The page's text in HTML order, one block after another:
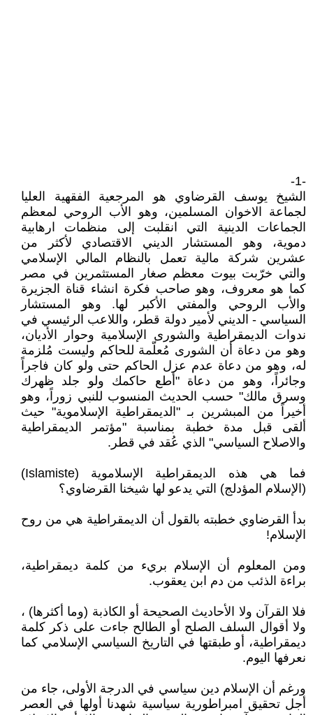
-1-
الشيخ يوسف القرضاوي هو المرجعية الفقهية العليا
لجماعة الاخوان المسلمين، وهو الأب الروحي لمعظم
الجماعات الدينية التي انقلبت إلى منظمات ارهابية
دموية، وهو المستشار الديني الاقتصادي لأكثر من
عشرين شركة مالية تعمل بالنظام المالي الإسلامي
والتي خرّبت بيوت معظم صغار المستثمرين في مصر
كما هو معروف، وهو صاحب فكرة انشاء قناة الجزيرة
والأب الروحي والمفتي الأكبر لها. وهو المستشار
السياسي - الديني لأمير دولة قطر، واللاعب الرئيسي في
ندوات الديمقراطية والشورى الإسلامية وحوار الأديان،
وهو من دعاة أن الشورى مُعلّمة للحاكم وليست مُلزمة
له، وهو من دعاة عدم عزل الحاكم حتى ولو كان فاجراً
وجائراً، وهو من دعاة "أطع حاكمك ولو جلد ظهرك
وسرق مالك" حسب الحديث المنسوب للنبي زوراً، وهو
أخيراً من المبشرين بـ "الديمقراطية الإسلاموية" حيث
ألقى قبل مدة خطبة بمناسبة "مؤتمر الديمقراطية
والاصلاح السياسي" الذي عُقد في قطر.
فما هي هذه الديمقراطية الإسلاموية (Islamiste)
(الإسلام المؤدلج) التي يدعو لها شيخنا القرضاوي؟
بدأ القرضاوي خطبته بالقول أن الديمقراطية هي من روح
الإسلام!
ومن المعلوم أن الإسلام بريء من كلمة ديمقراطية،
براءة الذئب من دم ابن يعقوب.
فلا القرآن ولا الأحاديث الصحيحة أو الكاذبة (وما أكثرها) ،
ولا أقوال السلف الصلح أو الطالح جاءت على ذكر كلمة
ديمقراطية، أو طبقتها في التاريخ السياسي الإسلامي كما
نعرفها اليوم.
ورغم أن الإسلام دين سياسي في الدرجة الأولى، جاء من
أجل تحقيق امبراطورية سياسية شهدنا أولها في العصر